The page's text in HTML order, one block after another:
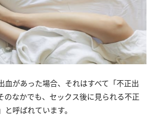
血があった場合、それはすべて「不正出
のなかでも、セックス後に見られる不正
呼ばれています。